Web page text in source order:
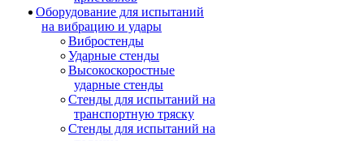
Оборудование для испытаний
на вибрацию и удары
Вибростенды
Ударные стенды
Высокоскоростные
ударные стенды
Стенды для испытаний на
транспортную тряску
Стенды для испытаний на